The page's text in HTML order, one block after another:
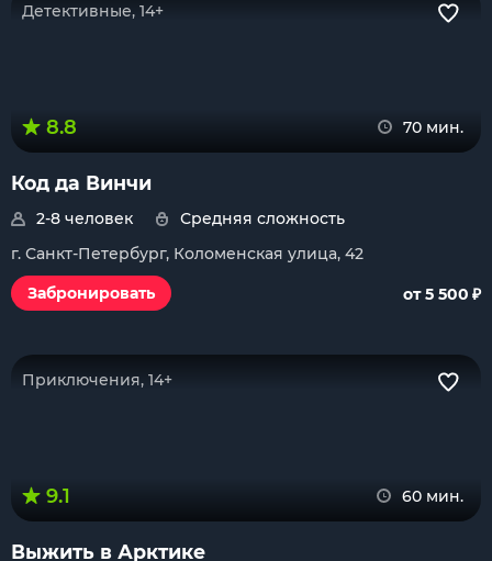
Детективные, 14+
8.8 70 мин.
Код да Винчи
2-8 человек
Средняя сложность
г. Санкт-Петербург, Коломенская улица, 42
Забронировать
от 5 500 ₽
Приключения, 14+
9.1 60 мин.
Выжить в Арктике